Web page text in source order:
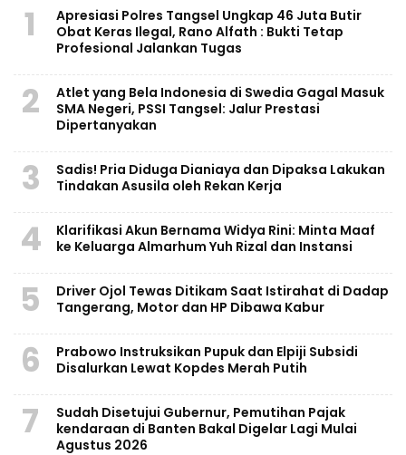
1
Apresiasi Polres Tangsel Ungkap 46 Juta Butir
Obat Keras Ilegal, Rano Alfath : Bukti Tetap
Profesional Jalankan Tugas
2
Atlet yang Bela Indonesia di Swedia Gagal Masuk
SMA Negeri, PSSI Tangsel: Jalur Prestasi
Dipertanyakan
3
Sadis! Pria Diduga Dianiaya dan Dipaksa Lakukan
Tindakan Asusila oleh Rekan Kerja
4
Klarifikasi Akun Bernama Widya Rini: Minta Maaf
ke Keluarga Almarhum Yuh Rizal dan Instansi
5
Driver Ojol Tewas Ditikam Saat Istirahat di Dadap
Tangerang, Motor dan HP Dibawa Kabur
6
Prabowo Instruksikan Pupuk dan Elpiji Subsidi
Disalurkan Lewat Kopdes Merah Putih
7
Sudah Disetujui Gubernur, Pemutihan Pajak
kendaraan di Banten Bakal Digelar Lagi Mulai
Agustus 2026